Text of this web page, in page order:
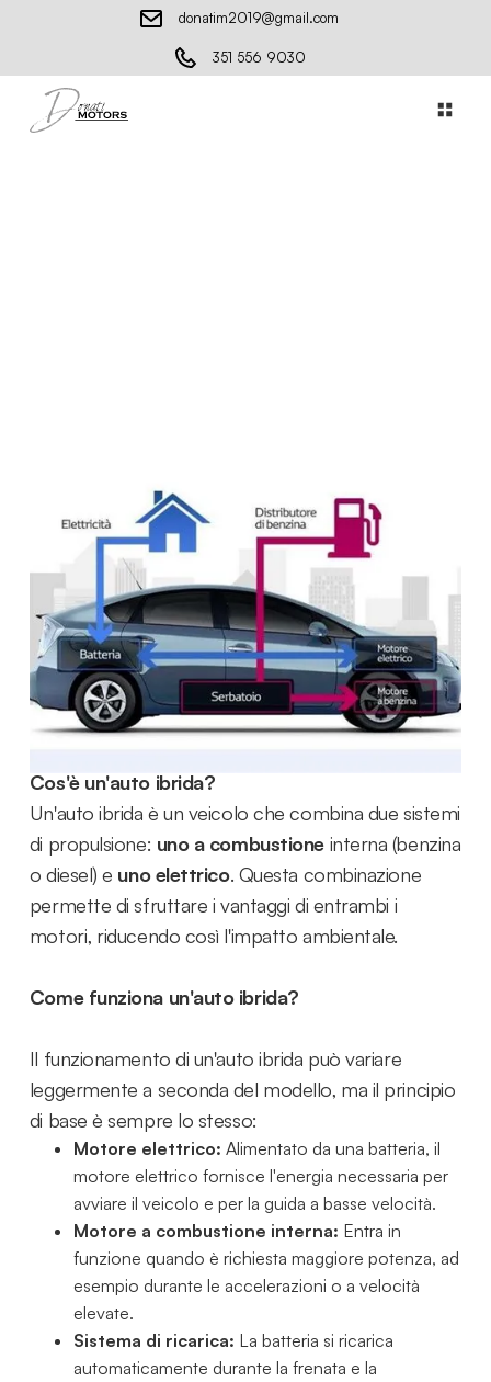
donatim2019@gmail.com
351 556 9030
Come funzionano le auto
ibride?
Le auto ibride rappresentano una soluzione
innovativa per ridurre le emissioni e il consumo di
carburante. Ma cosa significa esattamente "ibrida
"?
Se nel precedentearticoloabbiamo chiarito che
non pagano le strisce blu ora vi diamo maggiori
delucidazioni.
Cos'è un'auto ibrida?
Un'auto ibrida è un veicolo che combina due sistemi
di propulsione: uno a combustioneinterna (benzina
o diesel) e uno elettrico. Questa combinazione
permette di sfruttare i vantaggi di entrambi i
motori, riducendo così l'impatto ambientale.
Come funziona un'auto ibrida?
Il funzionamento di un'auto ibrida può variare
leggermente a seconda del modello, ma il principio
di base è sempre lo stesso:
Motore elettrico: Alimentato da una batteria, il
motore elettrico fornisce l'energia necessaria per
avviare il veicolo e per la guida a basse velocità.
Motore a combustione interna: Entra in
funzione quando è richiesta maggiore potenza, ad
esempio durante le accelerazioni o a velocità
elevate.
Sistema di ricarica: La batteria si ricarica
automaticamente durante la frenata e la